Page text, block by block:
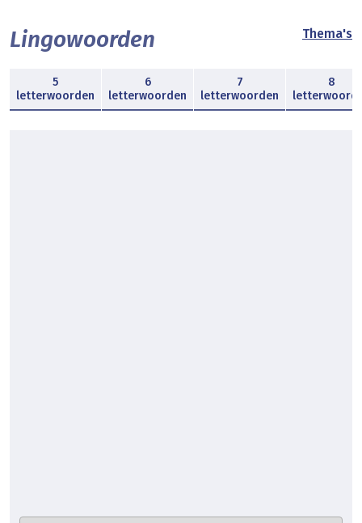
Lingowoorden Thema's
5
letterwoorden
6
letterwoorden
7
letterwoorden
8